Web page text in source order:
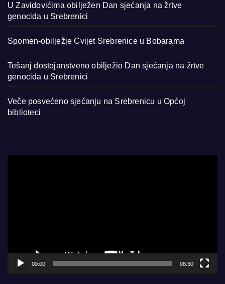
U Zavidovićima obilježen Dan sjećanja na žrtve
genocida u Srebrenici
Spomen-obilježje Cvijet Srebrenice u Bobarama
Tešanj dostojanstveno obilježio Dan sjećanja na žrtve
genocida u Srebrenici
Veče posvećeno sjećanju na Srebrenicu u Općoj
biblioteci
00:00 08:30